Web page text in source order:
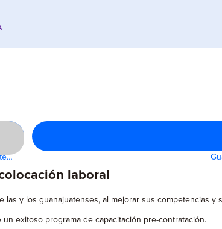
laboral
las y los guanajuatenses, al mejorar sus competencias y
exitoso programa de capacitación pre-contratación.